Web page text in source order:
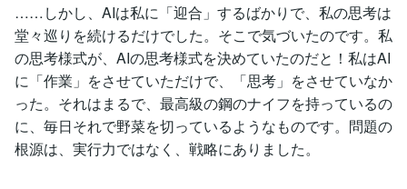
……しかし、AIは私に「迎合」するばかりで、私の思考は
堂々巡りを続けるだけでした。そこで気づいたのです。私
の思考様式が、AIの思考様式を決めていたのだと！私はAI
に「作業」をさせていただけで、「思考」をさせていなか
った。それはまるで、最高級の鋼のナイフを持っているの
に、毎日それで野菜を切っているようなものです。問題の
根源は、実行力ではなく、戦略にありました。